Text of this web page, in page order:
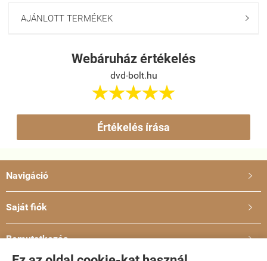
AJÁNLOTT TERMÉKEK 
Webáruház értékelés
dvd-bolt.hu

Értékelés írása
Navigáció 
Saját fiók 
Bemutatkozás 